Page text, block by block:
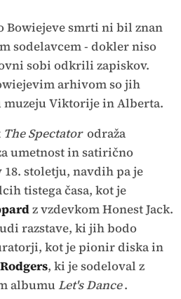
Bowiejeve smrti ni bil znan
sodelavcem - dokler niso
sobi odkrili zapiskov.
arhivom so jih
Viktorije in Alberta.
The Spectator odraža
umetnost in satirično
stoletju, navdih pa je
tistega časa, kot je
z vzdevkom Honest Jack.
razstave, ki jih bodo
kot je pionir diska in
, ki je sodeloval z
albumuLet's Dance.